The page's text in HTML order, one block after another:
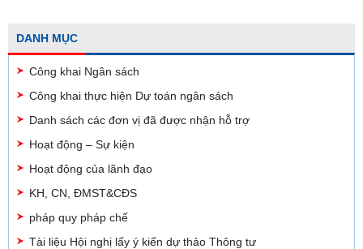
DANH MỤC
Công khai Ngân sách
Công khai thực hiện Dự toán ngân sách
Danh sách các đơn vị đã được nhận hỗ trợ
Hoạt động – Sự kiện
Hoạt động của lãnh đạo
KH, CN, ĐMST&CĐS
pháp quy pháp chế
Tài liệu Hội nghị lấy ý kiến dự thảo Thông tư